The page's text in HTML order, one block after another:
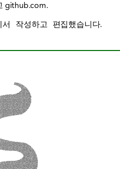
github.com.
작성하고 편집했습니다.